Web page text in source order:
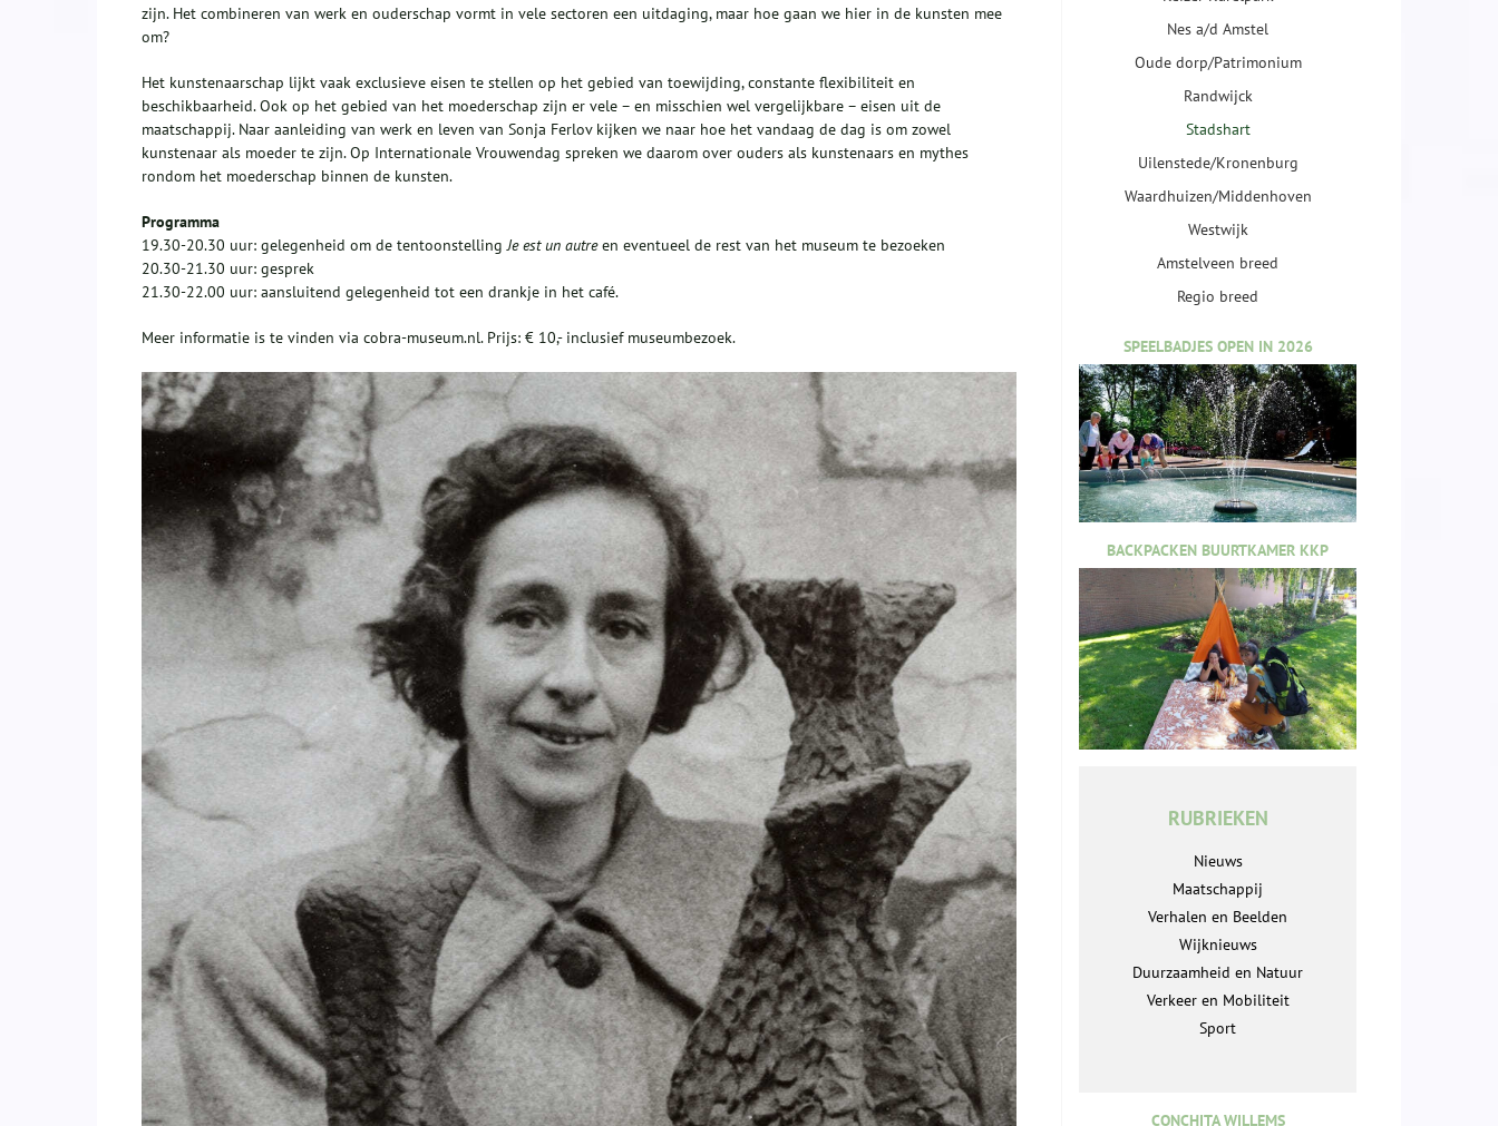
zijn. Het combineren van werk en ouderschap vormt in vele sectoren een uitdaging, maar hoe gaan we hier in de kunsten mee
om?
Het kunstenaarschap lijkt vaak exclusieve eisen te stellen op het gebied van toewijding, constante flexibiliteit en
beschikbaarheid. Ook op het gebied van het moederschap zijn er vele – en misschien wel vergelijkbare – eisen uit de
maatschappij. Naar aanleiding van werk en leven van Sonja Ferlov kijken we naar hoe het vandaag de dag is om zowel
kunstenaar als moeder te zijn. Op Internationale Vrouwendag spreken we daarom over ouders als kunstenaars en mythes
rondom het moederschap binnen de kunsten.
Programma
19.30-20.30 uur: gelegenheid om de tentoonstellingJe est un autreen eventueel de rest van het museum te bezoeken
20.30-21.30 uur: gesprek
21.30-22.00 uur: aansluitend gelegenheid tot een drankje in het café.
Meer informatie is te vinden via cobra-museum.nl. Prijs: € 10,- inclusief museumbezoek.
Nes a/d Amstel
Oude dorp/Patrimonium
Randwijck
Stadshart
Uilenstede/Kronenburg
Waardhuizen/Middenhoven
Westwijk
Amstelveen breed
Regio breed
SPEELBADJES OPEN IN 2026
BACKPACKEN BUURTKAMER KKP
RUBRIEKEN
Nieuws
Maatschappij
Verhalen en Beelden
Wijknieuws
Duurzaamheid en Natuur
Verkeer en Mobiliteit
Sport
CONCHITA WILLEMS